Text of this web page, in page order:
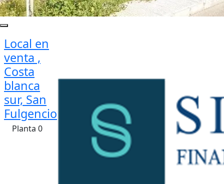
Local en
venta ,
Costa
blanca
sur, San
Fulgencio
Planta 0